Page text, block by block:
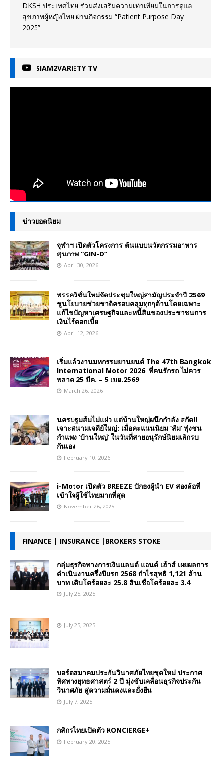
DKSH ประเทศไทย ร่วมส่งเสริมความเท่าเทียมในการดูแล
สุขภาพผู้หญิงไทย ผ่านกิจกรรม “Patient Purpose Day
2025”
SIAM2VARIETY TV
ข่าวยอดนิยม
จุฬาฯ เปิดตัวโครงการ ต้นแบบนวัตกรรมอาหาร
สุขภาพ “GIN-D”
April 30, 2026
พรรควิชั่นใหม่จัดประชุมใหญ่สามัญประจำปี 2569
ชูนโยบายช่วยชาติครอบคลุมทุกๆด้านโดยเฉพาะ
แก้ไขปัญหาเศรษฐกิจและหนี้สินของประชาชนการ
เงินไร้ดอกเบี้ย
April 12, 2026
เริ่มแล้วงานมหกรรมยานยนต์ The 47th Bangkok
International Motor 2026 ที่คนรักรถ ไม่ควร
พลาด 25 มีค. – 5 เมย.2569
March 26, 2026
นครปฐมส้มไม่แผ่ว แต่บ้านใหญ่ผนึกกำลัง สกัด!!
เจาะสนามเจดีย์ใหญ่: เมื่อคะแนนนิยม ‘ส้ม’ พุ่งชน
กำแพง ‘บ้านใหญ่’ ในวันที่สายอนุรักษ์นิยมเลิกรบ
กันเอง
February 10, 2026
i-Motor เปิดตัว BREEZE ปักธงผู้นำ EV สองล้อที่
เข้าใจผู้ใช้ไทยมากที่สุด
November 26, 2025
FINANCE | INSURANCE |BROKERS STOKE
กลุ่มธุรกิจทางการเงินแลนด์ แอนด์ เฮ้าส์ เผยผลการ
ดำเนินงานครึ่งปีแรก 2568 กำไรสุทธิ 1,121 ล้าน
บาท เติบโตร้อยละ 25.8 สินเชื่อโตร้อยละ 3.4
July 25, 2025
July 25, 2025
บอร์ดสมาคมประกันวินาศภัยไทยชุดใหม่ ประกาศ
ทิศทางยุทธศาสตร์ 2 ปี มุ่งขับเคลื่อนธุรกิจประกัน
วินาศภัย สู่ความมั่นคงและยั่งยืน
July 7, 2025
กสิกรไทยเปิดตัว KONCIERGE+
February 20, 2025